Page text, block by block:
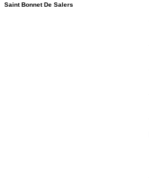
Saint Bonnet De Salers